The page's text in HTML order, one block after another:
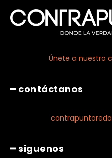
Únete a nuestro
━ contáctanos
━ siguenos